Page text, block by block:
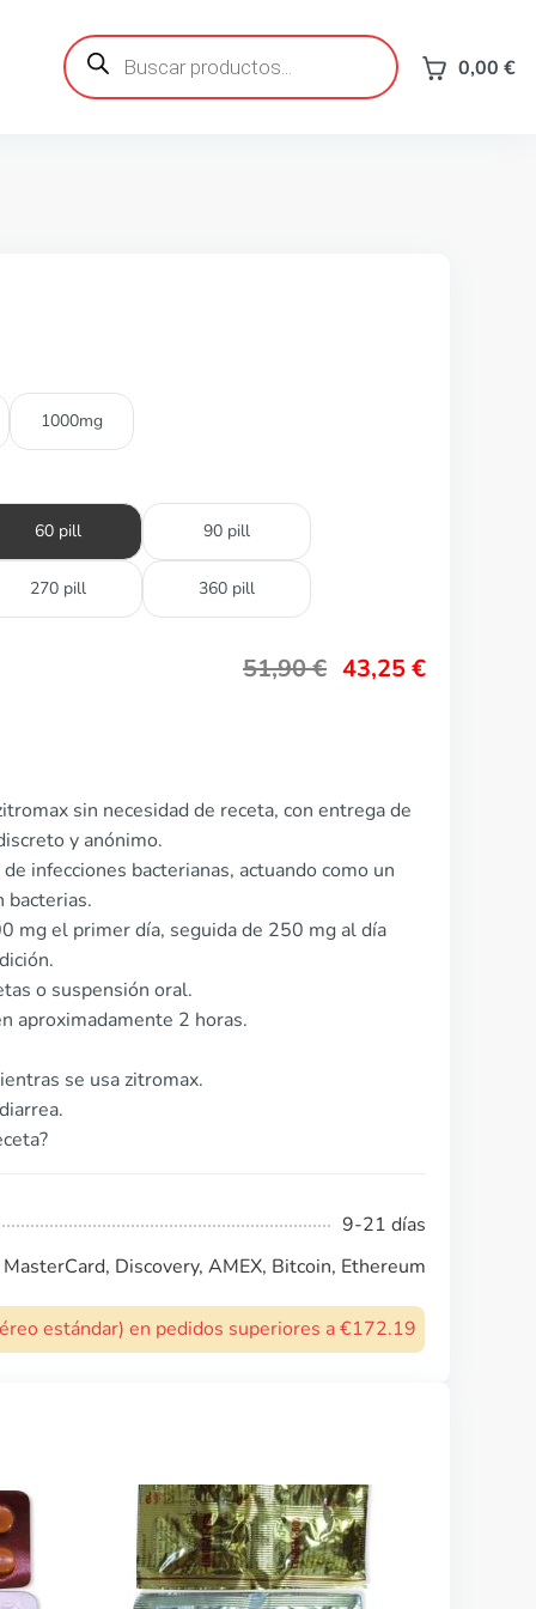
Búsqueda
de
productos 0,00 €
1000mg
60 pill 90 pill
270 pill 360 pill
51,90€ 43,25€
sin necesidad de receta, con entrega de
y anónimo.
infecciones bacterianas, actuando como un
bacterias.
mg el primer día, seguida de 250 mg al día
o suspensión oral.
aproximadamente 2 horas.
se usa zitromax.
9-21 días
Discovery, AMEX, Bitcoin, Ethereum
estándar) en pedidos superiores a €172.19